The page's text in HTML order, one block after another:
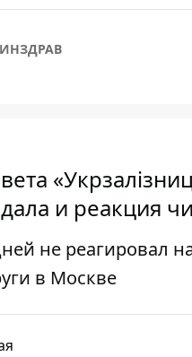
и реакция
не реагировал
в Москве